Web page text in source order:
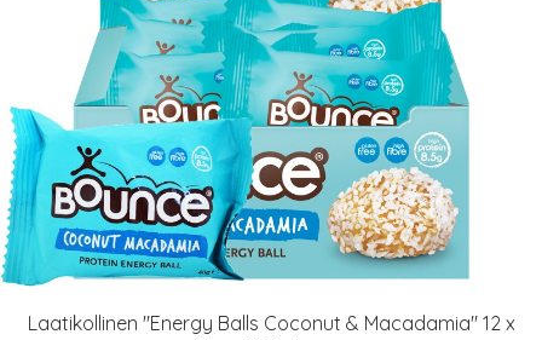
Laatikollinen "Energy Balls Coconut & Macadamia" 12 x